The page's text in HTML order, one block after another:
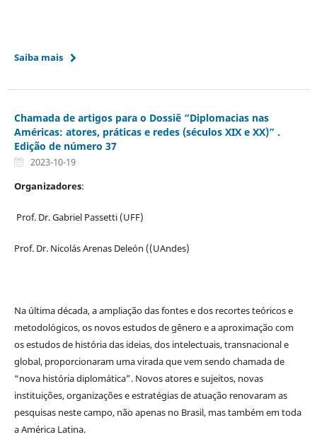
Saiba mais
Chamada de artigos para o Dossiê “Diplomacias nas
Américas: atores, práticas e redes (séculos XIX e XX)” .
Edição de número 37
2023-10-19
Organizadores:
Prof. Dr. Gabriel Passetti (UFF)
Prof. Dr. Nicolás Arenas Deleón ((UAndes)
Na última década, a ampliação das fontes e dos recortes teóricos e
metodológicos, os novos estudos de gênero e a aproximação com
os estudos de história das ideias, dos intelectuais, transnacional e
global, proporcionaram uma virada que vem sendo chamada de
“nova história diplomática”. Novos atores e sujeitos, novas
instituições, organizações e estratégias de atuação renovaram as
pesquisas neste campo, não apenas no Brasil, mas também em toda
a América Latina.